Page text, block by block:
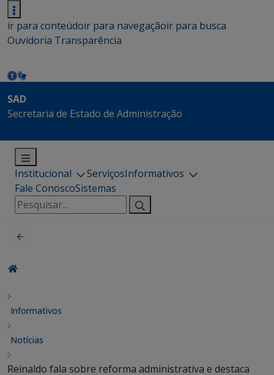
ir para conteúdoir para navegaçãoir para busca
Ouvidoria Transparência
SAD
Secretaria de Estado de Administração
Institucional ServiçosInformativos
Fale ConoscoSistemas
Pesquisar
por:
Informativos
Notícias
Reinaldo fala sobre reforma administrativa e destaca